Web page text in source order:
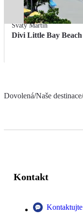
Svatý Martin
Divi Little Bay
Dovolená/Naše destinace/
Kontakt
Kontaktujte